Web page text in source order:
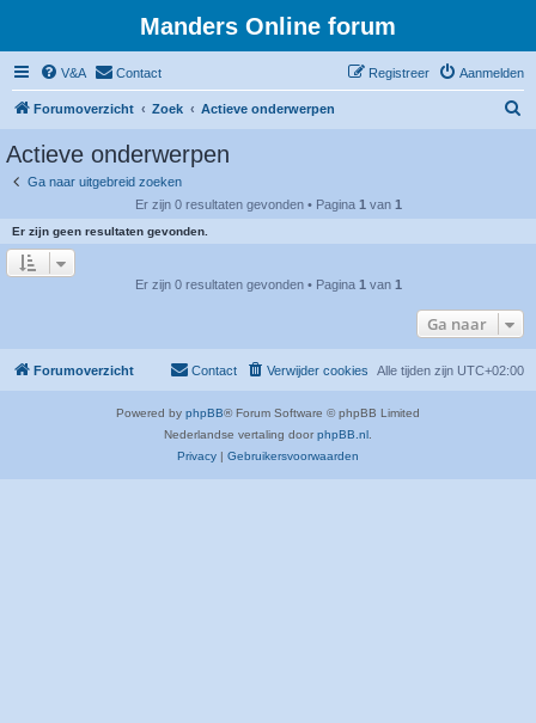
Manders Online forum
V&A Contact Aanmelden
Registreer
Forumoverzicht Zoek Actieve onderwerpen
Actieve onderwerpen
Ga naar uitgebreid zoeken
Er zijn 0 resultaten gevonden • Pagina 1 van 1
Er zijn geen resultaten gevonden.
Er zijn 0 resultaten gevonden • Pagina 1 van 1
Ga naar
Forumoverzicht Alle tijden zijn UTC+02:00
Verwijder cookies
Contact
Powered by phpBB® Forum Software © phpBB Limited
Nederlandse vertaling door phpBB.nl
Privacy | Gebruikersvoorwaarden